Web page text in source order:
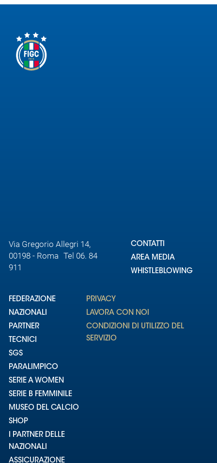
Via Gregorio Allegri 14,
00198 - Roma Tel 06. 84
911
CONTATTI
AREA MEDIA
WHISTLEBLOWING
FEDERAZIONE
NAZIONALI
PARTNER
TECNICI
SGS
PARALIMPICO
SERIE A WOMEN
SERIE B FEMMINILE
MUSEO DEL CALCIO
SHOP
I PARTNER DELLE
NAZIONALI
ASSICURAZIONE
PRIVACY
LAVORA CON NOI
CONDIZIONI DI UTILIZZO DEL
SERVIZIO